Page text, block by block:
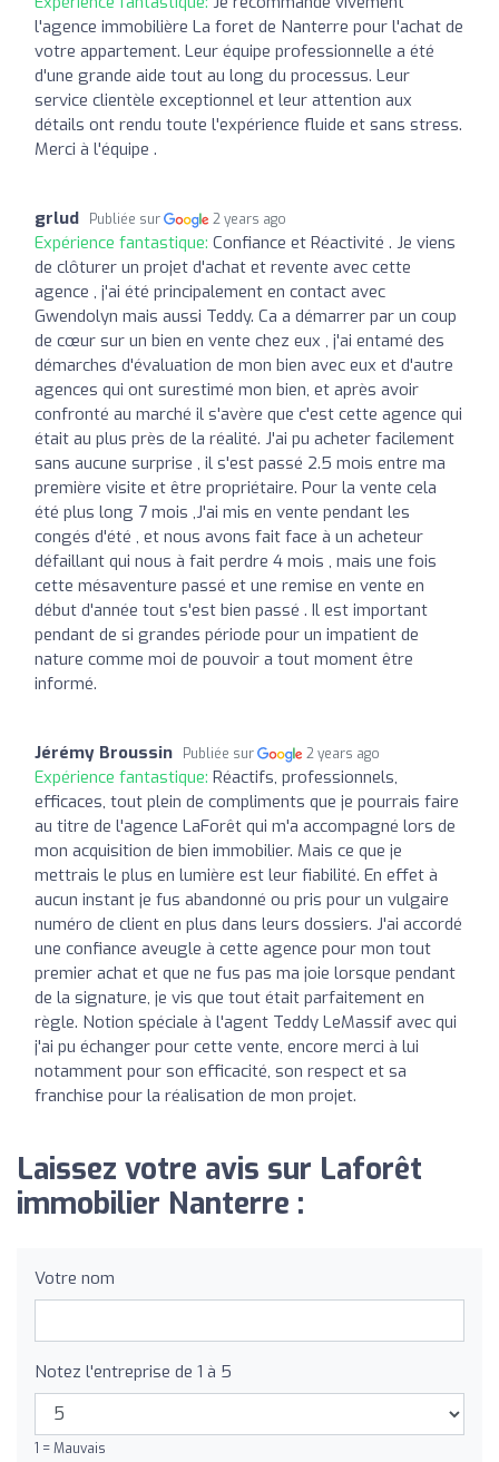
l'agence immobilière La foret de Nanterre pour l'achat de
votre appartement. Leur équipe professionnelle a été
d'une grande aide tout au long du processus. Leur
service clientèle exceptionnel et leur attention aux
détails ont rendu toute l'expérience fluide et sans stress.
Merci à l'équipe .
grlud Publiée sur 2 years ago
Expérience fantastique: Confiance et Réactivité . Je viens
de clôturer un projet d'achat et revente avec cette
agence , j'ai été principalement en contact avec
Gwendolyn mais aussi Teddy. Ca a démarrer par un coup
de cœur sur un bien en vente chez eux , j'ai entamé des
démarches d'évaluation de mon bien avec eux et d'autre
agences qui ont surestimé mon bien, et après avoir
confronté au marché il s'avère que c'est cette agence qui
était au plus près de la réalité. J'ai pu acheter facilement
sans aucune surprise , il s'est passé 2.5 mois entre ma
première visite et être propriétaire. Pour la vente cela
été plus long 7 mois ,J'ai mis en vente pendant les
congés d'été , et nous avons fait face à un acheteur
défaillant qui nous à fait perdre 4 mois , mais une fois
cette mésaventure passé et une remise en vente en
début d'année tout s'est bien passé . Il est important
pendant de si grandes période pour un impatient de
nature comme moi de pouvoir a tout moment être
informé.
Jérémy Broussin Publiée sur 2 years ago
Expérience fantastique: Réactifs, professionnels,
efficaces, tout plein de compliments que je pourrais faire
au titre de l'agence LaForêt qui m'a accompagné lors de
mon acquisition de bien immobilier. Mais ce que je
mettrais le plus en lumière est leur fiabilité. En effet à
aucun instant je fus abandonné ou pris pour un vulgaire
numéro de client en plus dans leurs dossiers. J'ai accordé
une confiance aveugle à cette agence pour mon tout
premier achat et que ne fus pas ma joie lorsque pendant
de la signature, je vis que tout était parfaitement en
règle. Notion spéciale à l'agent Teddy LeMassif avec qui
j'ai pu échanger pour cette vente, encore merci à lui
notamment pour son efficacité, son respect et sa
franchise pour la réalisation de mon projet.
Laissez votre avis sur Laforêt
immobilier Nanterre :
Votre nom
Notez l'entreprise de 1 à 5
1 = Mauvais